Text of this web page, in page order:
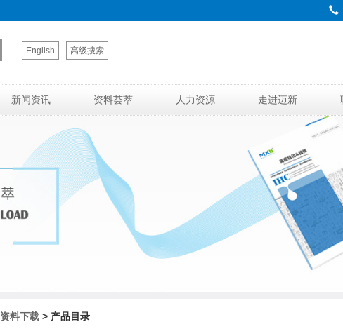
English 高级搜索
新闻资讯 资料荟萃 人力资源 走进迈新
资料下载 > 产品目录